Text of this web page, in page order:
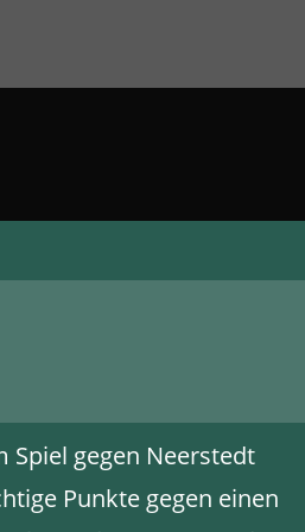
Spiel gegen Neerstedt
Punkte gegen einen